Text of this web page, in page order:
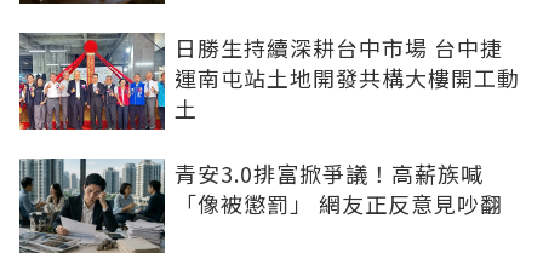
日勝生持續深耕台中市場 台中捷
運南屯站土地開發共構大樓開工動
土
青安3.0排富掀爭議！高薪族喊
「像被懲罰」 網友正反意見吵翻